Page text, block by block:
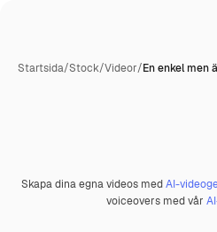
Startsida/Stock/Videor/En enkel men
Premie
Skapa dina egna videos medAI-
voiceovers med vår